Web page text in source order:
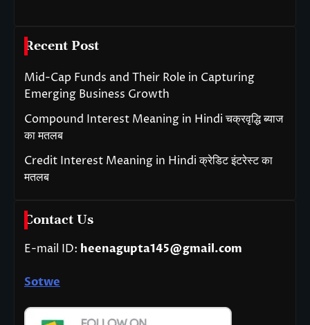
Recent Post
Mid-Cap Funds and Their Role in Capturing
Emerging Business Growth
Compound Interest Meaning in Hindi चक्रवृद्धि ब्याज
का मतलब
Credit Interest Meaning in Hindi क्रेडिट इंटरेस्ट का
मतलब
Contact Us
E-mail ID: heenagupta145@gmail.com
Sotwe